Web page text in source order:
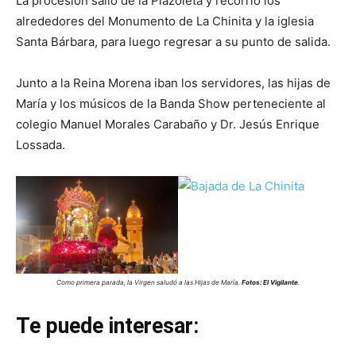
alrededores del Monumento de La Chinita y la iglesia
Santa Bárbara, para luego regresar a su punto de salida.
Junto a la Reina Morena iban los servidores, las hijas de
María y los músicos de la Banda Show perteneciente al
colegio Manuel Morales Carabaño y Dr. Jesús Enrique
Lossada.
Como primera parada, la Virgen saludó a las Hijas de María. Fotos: El Vigilante
Te puede interesar: